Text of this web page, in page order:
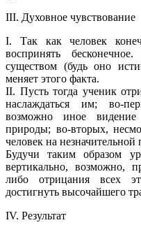
III. Духовное чувствование
I. Так как человек
воспринять
существом (будь оно
меняет этого факта.
II. Пусть тогда ученик
наслаждаться им; во-
возможно иное
природы; во-вторых,
человек на незначительной
Будучи таким образом
вертикально, возможно,
либо отрицания всех
достигнуть высочайшего
IV. Результат